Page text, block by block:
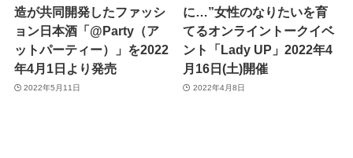
造が共同開発したファッシ
ョン日本酒「@Party（ア
ットパーティー）」を2022
年4月1日より発売
2022年5月11日
に…”女性のなりたいを育
てるオンライントークイベ
ント「Lady UP」2022年4
月16日(土)開催
2022年4月8日